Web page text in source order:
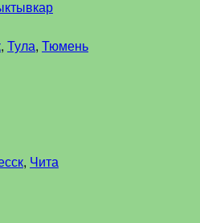
, Тула, Тюмень
, Чита